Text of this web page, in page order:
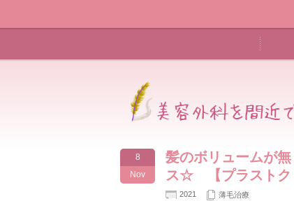
8
Nov
髪のボリュームが
ス☆ 【プラストク
2021 薄毛治療